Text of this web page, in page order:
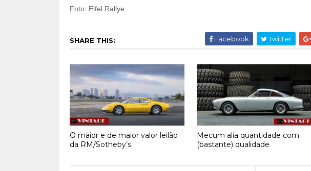
Foto: Eifel Rallye
SHARE THIS: Facebook Twitter
O maior e de maior valor leilão
da RM/Sotheby’s
Mecum alia quantidade com
(bastante) qualidade